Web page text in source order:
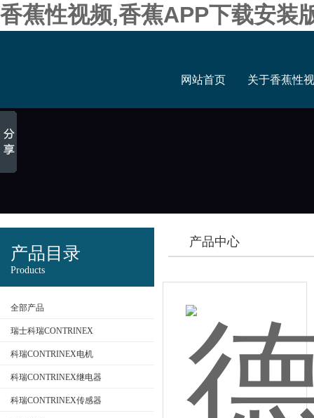
香蕉性视频,香蕉APP下载安装
网站首页 关于香蕉性
产品目录
Products
全部产品
瑞士科瑞CONTRINEX
科瑞CONTRINEX电机
科瑞CONTRINEX继电器
科瑞CONTRINEX传感器
产品中心